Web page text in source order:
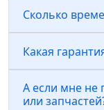
Сколько
Какая
А если мне не
или